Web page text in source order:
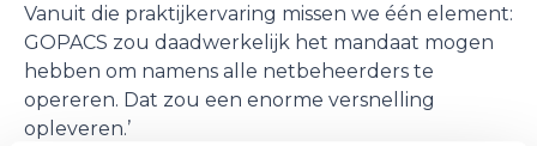
Vanuit die praktijkervaring missen we één element:
GOPACS zou daadwerkelijk het mandaat mogen
hebben om namens alle netbeheerders te
opereren. Dat zou een enorme versnelling
opleveren.’